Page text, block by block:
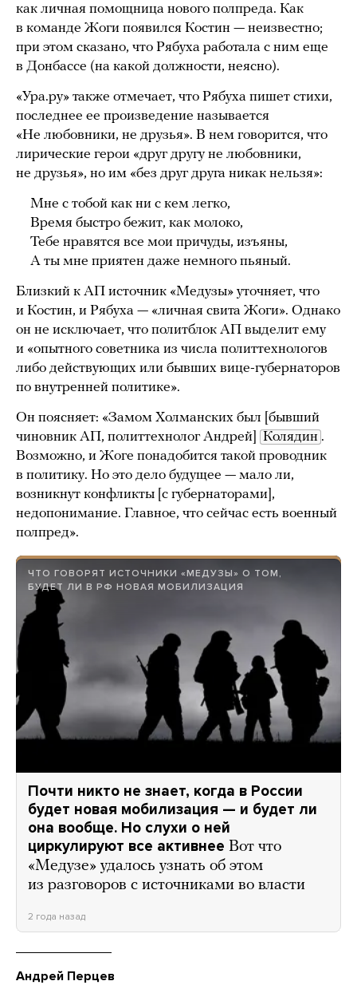
как личная помощница нового полпреда. Как
в команде Жоги появился Костин — неизвестно;
при этом сказано, что Рябуха работала с ним еще
в Донбассе (на какой должности, неясно).
«Ура.ру» также отмечает, что Рябуха пишет стихи,
последнее ее произведение называется
«Не любовники, не друзья». В нем говорится, что
лирические герои «друг другу не любовники,
не друзья», но им «без друг друга никак нельзя»:
Мне с тобой как ни с кем легко,
Время быстро бежит, как молоко,
Тебе нравятся все мои причуды, изъяны,
А ты мне приятен даже немного пьяный.
Близкий к АП источник «Медузы» уточняет, что
и Костин, и Рябуха — «личная свита Жоги». Однако
он не исключает, что политблок АП выделит ему
и «опытного советника из числа политтехнологов
либо действующих или бывших вице-губернаторов
по внутренней политике».
Он поясняет: «Замом Холманских был [бывший
чиновник АП, политтехнолог Андрей]
Колядин .
Возможно, и Жоге понадобится такой проводник
в политику. Но это дело будущее — мало ли,
возникнут конфликты [с губернаторами],
недопонимание. Главное, что сейчас есть военный
полпред».
ЧТО ГОВОРЯТ ИСТОЧНИКИ «МЕДУЗЫ» О ТОМ,
БУДЕТ ЛИ В РФ НОВАЯ МОБИЛИЗАЦИЯ
Почти никто не знает, когда в России
будет новая мобилизация — и будет ли
она вообще. Но слухи о ней
циркулируют все активнее Вот что
«Медузе» удалось узнать об этом
из разговоров с источниками во власти
2 года назад
Андрей Перцев